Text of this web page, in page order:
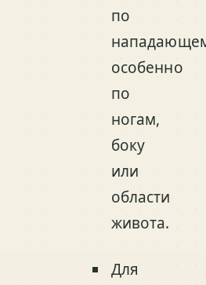
по
особенно
по
ногам,
боку
или
области
живота.
Для